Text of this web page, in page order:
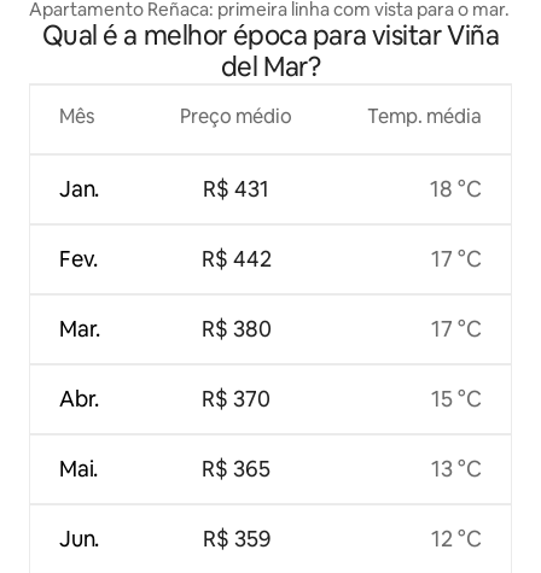
Apartamento Reñaca: primeira linha com vista para o mar.
Qual é a melhor época para visitar Viña
del Mar?
Mês
Jan.
Fev.
Mar.
Abr.
Mai.
Jun.
Preço médio
R$ 431
R$ 442
R$ 380
R$ 370
R$ 365
R$ 359
Temp. média
18 °C
17 °C
17 °C
15 °C
13 °C
12 °C